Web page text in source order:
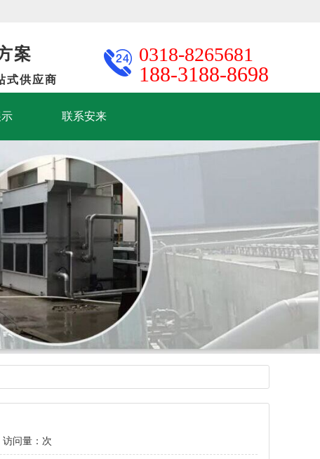
案
式供应商
0318-8265681
188-3188-8698
联系安来
访问量： 次